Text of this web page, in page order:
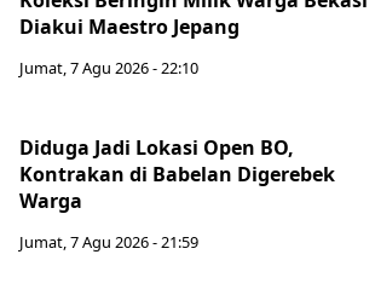
Diakui Maestro Jepang
Jumat, 7 Agu 2026 - 22:10
Diduga Jadi Lokasi Open BO,
Kontrakan di Babelan Digerebek
Warga
Jumat, 7 Agu 2026 - 21:59